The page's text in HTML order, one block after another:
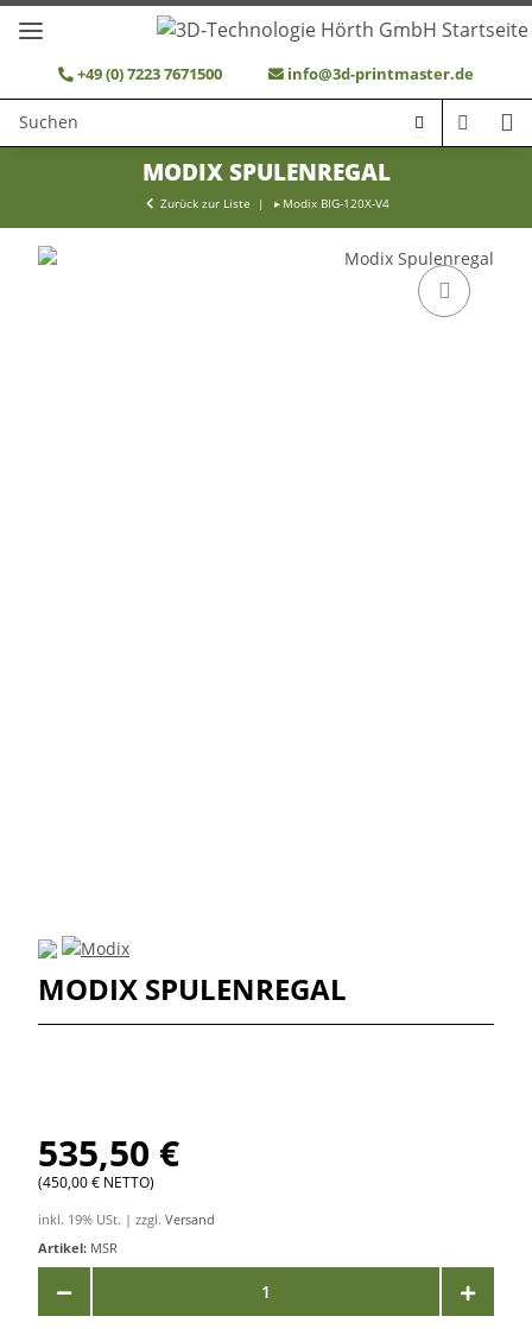
+49 (0) 7223 7671500 info@3d-printmaster.de
MODIX SPULENREGAL
Zurück zur Liste Modix BIG-120X-V4
MODIX SPULENREGAL
535,50 €
(450,00 € NETTO)
inkl. 19% USt. | zzgl. Versand
Artikel: MSR